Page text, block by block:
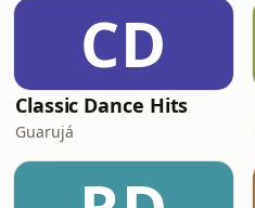
CD
Classic Dance Hits
Guarujá